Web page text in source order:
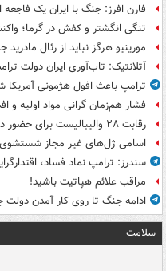
فارن افرز: جنگ با ایران یک
تنگی انگشتر و کفش در گرما؛
مورینیو هرگز نباید از رئال
آتلانتیک: تاب‌آوری ایران دولت
ترامپ باعث افول هژمونی آمریکا
فشار هم‌زمان گرانی مواد اولیه و
رقابت ۲۸ والیبالیست برای حضور در فهرست نهایی تیم ملی
اسامی ژل‌های غیر مجاز
سندرز: ترامپ نماد فساد،
مراقب علائم هپاتیت باشید!
ادامه جنگ تا روی کار آمدن دولت
سلامت